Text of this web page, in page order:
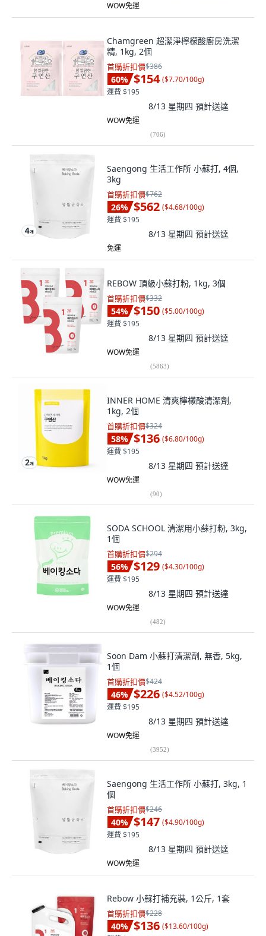
WOW免運
Chamgreen 超潔淨檸檬酸廚房洗潔
精, 1kg, 2個
首購折扣價$386
60% $154 ($7.70/100g)
運費 $195
8/13 星期四 預計送達
WOW免運
(706)
Saengong 生活工作所 小蘇打, 4個,
3kg
首購折扣價$762
26% $562 ($4.68/100g)
運費 $195
8/13 星期四 預計送達
免運
REBOW 頂級小蘇打粉, 1kg, 3個
首購折扣價$332
54% $150 ($5.00/100g)
運費 $195
8/13 星期四 預計送達
WOW免運
(5863)
INNER HOME 清爽檸檬酸清潔劑,
1kg, 2個
首購折扣價$324
58% $136 ($6.80/100g)
運費 $195
8/13 星期四 預計送達
WOW免運
(90)
SODA SCHOOL 清潔用小蘇打粉, 3kg,
1個
首購折扣價$294
56% $129 ($4.30/100g)
運費 $195
8/13 星期四 預計送達
WOW免運
(482)
Soon Dam 小蘇打清潔劑, 無香, 5kg,
1個
首購折扣價$424
46% $226 ($4.52/100g)
運費 $195
8/13 星期四 預計送達
WOW免運
(3952)
Saengong 生活工作所 小蘇打, 3kg, 1
個
首購折扣價$246
40% $147 ($4.90/100g)
運費 $195
8/13 星期四 預計送達
WOW免運
Rebow 小蘇打補充裝, 1公斤, 1套
首購折扣價$228
40% $136 ($13.60/100g)